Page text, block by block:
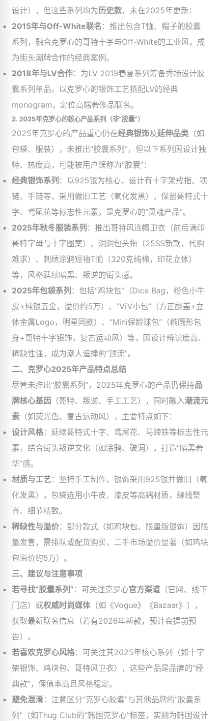
设计），但这些系列均为历史款，未在2025年更新：
2015年与Off-White联名 ：推出包含T恤、帽子的胶囊
系列，融合克罗心的哥特十字与Off-White的工业风，成
为街头潮牌合作的经典案例。
2018年与LV合作：为LV 2019春夏系列筹备秀场设计胶
囊系列单品，以克罗心的银饰工艺搭配LV的经典
monogram，定位高端奢侈品联名。
2. 2025年克罗心的核心产品系列（非“胶囊”）
2025年克罗心的产品重心仍在经典银饰及延伸品类 （如
包袋、服装），未推出“胶囊系列”，但以下系列因设计独
特、热度高，可能被用户误称为“胶囊”：
经典银饰系列 ：以925银为核心，设计有十字架戒指、项
链、手链等，采用做旧工艺（氧化发黑），保留哥特式十
字、鸢尾花等标志性元素，是克罗心的“灵魂产品”。
2025年秋冬服装系列 ：推出哥特风连帽卫衣（前后满印
哥特字母与十字图案）、洞洞包头拖（25SS新款，代购
难求）、刺绣涂鸦短袖T恤（320克纯棉，印花立体）
等，风格延续暗黑、叛逆的街头感。
2025年包袋系列 ：包括“鸡块包”（Dice Bag，粉色小牛
皮+纯银五金，溢价约5万）、“ViV小包”（方正翻盖+立
体金属Logo，明星同款）、“Mini保龄球包”（椭圆形包
身+哥特十字银饰，复古运动风）等，因设计辨识度高、
稀缺性强，成为潮人追捧的“顶流”。
二、克罗心2025年产品特点总结
尽管未推出“胶囊系列”，2025年克罗心的产品仍保持品
牌核心基因 （哥特、叛逆、手工工艺），同时融入潮流元
素 （如荧光色、复古运动风），主要特点如下：
设计风格：延续哥特式十字、鸢尾花、马蹄铁等标志性元
素，结合街头叛逆文化（如涂鸦、破洞），打造“暗黑奢
华”感。
材质与工艺：坚持手工制作，银饰采用925银并做旧（氧
化发黑），包袋选用小牛皮、漆皮等高端材质，缝线整
齐、细节精致。
稀缺性与溢价：部分款式（如鸡块包、限量版银饰）因限
量发售，需排队或配货购买，二手市场溢价显著（如鸡块
包溢价约5万）。
三、建议与注意事项
若寻找“胶囊系列” ：可关注克罗心官方渠道 （官网、线下
门店）或权威时尚媒体 （如《Vogue》《Bazaar》），
获取最新联名信息（若有2026年新款，预计会提前预
告）。
若喜欢克罗心风格：可关注其2025年核心系列（如十字
架银饰、鸡块包、哥特风卫衣），这些产品是品牌的“经
典款”，保值率高且风格稳定。
避免混淆：注意区分“克罗心胶囊”与其他品牌的“胶囊系
列”（如Thug Club的“韩国克罗心”标签，实则为韩国设计